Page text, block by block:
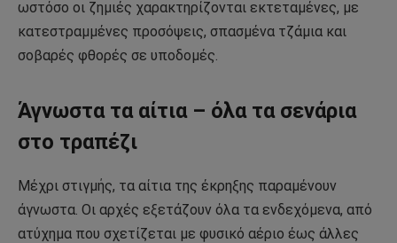
ωστόσο οι ζημιές χαρακτηρίζονται εκτεταμένες, με
κατεστραμμένες προσόψεις, σπασμένα τζάμια και
σοβαρές φθορές σε υποδομές.
Άγνωστα τα αίτια – όλα τα σενάρια
στο τραπέζι
Μέχρι στιγμής, τα αίτια της έκρηξης παραμένουν
άγνωστα. Οι αρχές εξετάζουν όλα τα ενδεχόμενα, από
ατύχημα που σχετίζεται με φυσικό αέριο έως άλλες